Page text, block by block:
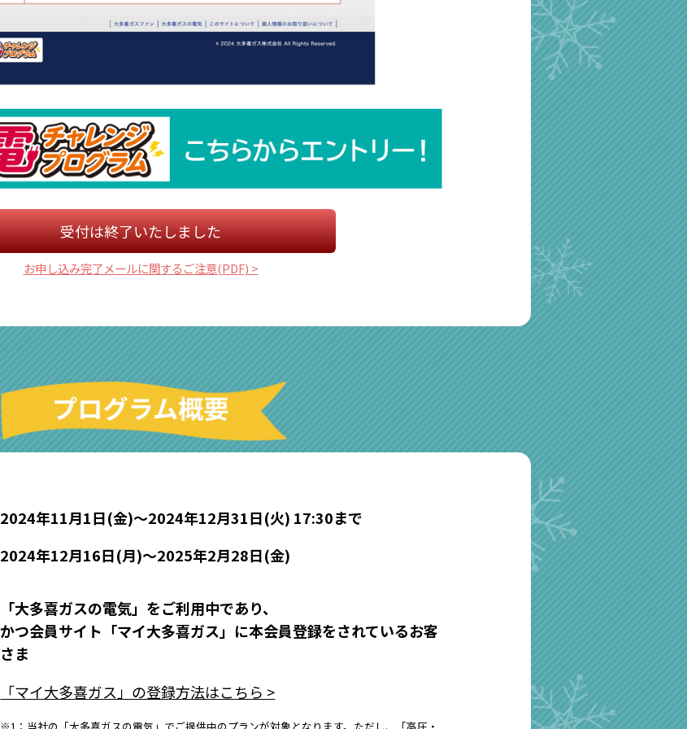
受付は終了いたしました
お申し込み完了メールに関するご注意(PDF) >
2024年11月1日(金)〜2024年12月31日(火) 17:30まで
2024年12月16日(月)〜2025年2月28日(金)
「大多喜ガスの電気」をご利用中であり、
かつ会員サイト「マイ大多喜ガス」に本会員登録をされているお客
さま
「マイ大多喜ガス」の登録方法はこちら >